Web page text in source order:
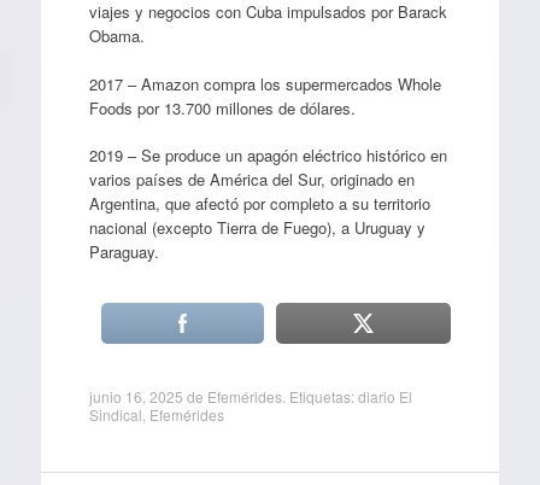
viajes y negocios con Cuba impulsados por Barack
Obama.
2017 – Amazon compra los supermercados Whole
Foods por 13.700 millones de dólares.
2019 – Se produce un apagón eléctrico histórico en
varios países de América del Sur, originado en
Argentina, que afectó por completo a su territorio
nacional (excepto Tierra de Fuego), a Uruguay y
Paraguay.
junio 16, 2025 de Efemérides. Etiquetas:diario El
Sindical Efemérides